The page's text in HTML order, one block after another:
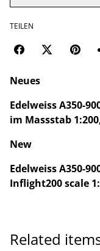
TEILEN
Neues
Edelweiss A350-
im Massstab
New
Edelweiss A350-
Inflight200 scale
Related